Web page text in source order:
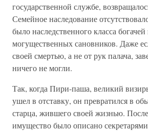
государственной службе,
Семейное наследование
было наследственного класса
могущественных сановников. Даже
своей смертью, а не от рук палача,
ничего не могли.
Так, когда Пири-паша, великий
ушел в отставку, он превратился в
старца, жившего своей жизнью.
имущество было описано